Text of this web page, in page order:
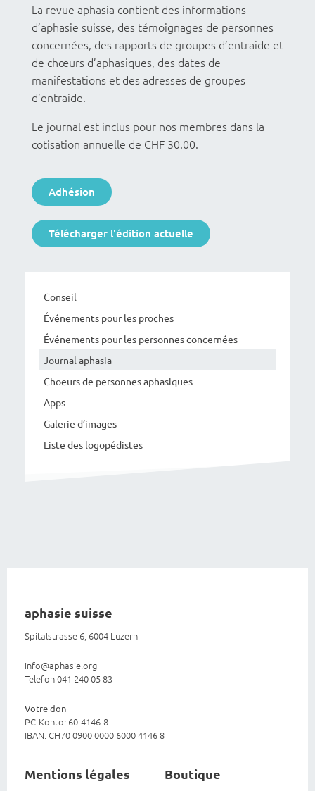
La revue aphasia contient des informations
d’aphasie suisse, des témoignages de personnes
concernées, des rapports de groupes d’entraide et
de chœurs d’aphasiques, des dates de
manifestations et des adresses de groupes
d’entraide.
Le journal est inclus pour nos membres dans la
cotisation annuelle de CHF 30.00.
Adhésion
Télécharger l'édition actuelle
Conseil
Événements pour les proches
Événements pour les personnes concernées
Journal aphasia
Choeurs de personnes aphasiques
Apps
Galerie d’images
Liste des logopédistes
aphasie suisse
Spitalstrasse 6, 6004 Luzern
info@aphasie.org
Telefon 041 240 05 83
Votre don
PC-Konto: 60-4146-8
IBAN: CH70 0900 0000 6000 4146 8
Mentions légales Boutique